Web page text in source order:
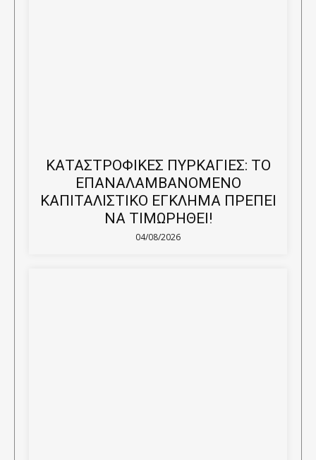
ΚΑΤΑΣΤΡΟΦΙΚΕΣ ΠΥΡΚΑΓΙΕΣ: ΤΟ
ΕΠΑΝΑΛΑΜΒΑΝΟΜΕΝΟ
ΚΑΠΙΤΑΛΙΣΤΙΚΟ ΕΓΚΛΗΜΑ ΠΡΕΠΕΙ
ΝΑ ΤΙΜΩΡΗΘΕΙ!
04/08/2026